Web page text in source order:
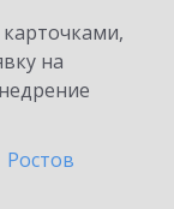
на
Ростов